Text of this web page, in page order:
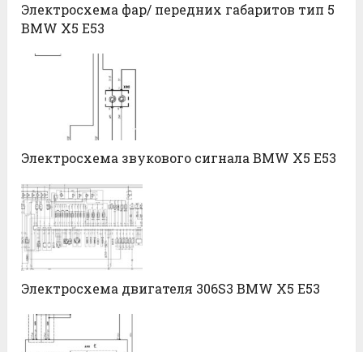
Электросхема фар/ передних габаритов тип 5
BMW X5 E53
Электросхема звукового сигнала BMW X5 E53
Электросхема двигателя 306S3 BMW X5 E53